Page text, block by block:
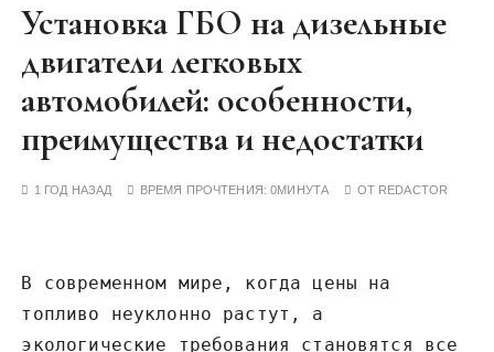
Установка ГБО на дизельные
двигатели легковых
автомобилей: особенности,
преимущества и недостатки
1 ГОД НАЗАД ВРЕМЯ ПРОЧТЕНИЯ:0МИНУТА ОТ REDACTOR
В современном мире, когда цены на
топливо неуклонно растут, а
экологические требования становятся все